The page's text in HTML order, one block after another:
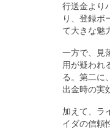
行送金より
り、登録ボ
て大きな魅
一方で、見
用が疑われ
る。第二に、
出金時の実
加えて、ラ
イダの信頼